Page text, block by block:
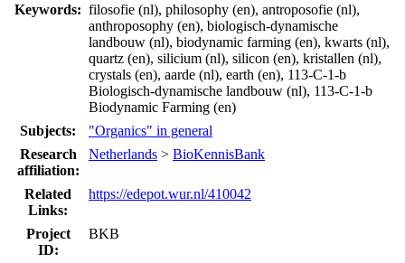
Keywords: filosofie (nl), philosophy (en), antroposofie (nl),
anthroposophy (en), biologisch-dynamische
landbouw (nl), biodynamic farming (en), kwarts (nl),
quartz (en), silicium (nl), silicon (en), kristallen (nl),
crystals (en), aarde (nl), earth (en), 113-C-1-b
Biologisch-dynamische landbouw (nl), 113-C-1-b
Biodynamic Farming (en)
Subjects:
"Organics" in general
Research
affiliation:
Netherlands > BioKennisBank
Related
Links:
https://edepot.wur.nl/410042
Project
ID:
BKB